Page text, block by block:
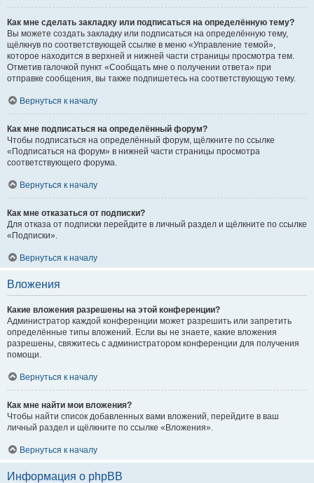
Как мне сделать закладку или подписаться на определённую тему?
Вы можете создать закладку или подписаться на определённую тему,
щёлкнув по соответствующей ссылке в меню «Управление темой»,
которое находится в верхней и нижней части страницы просмотра тем.
Отметив галочкой пункт «Сообщать мне о получении ответа» при
отправке сообщения, вы также подпишетесь на соответствующую тему.
Вернуться к началу
Как мне подписаться на определённый форум?
Чтобы подписаться на определённый форум, щёлкните по ссылке
«Подписаться на форум» в нижней части страницы просмотра
соответствующего форума.
Вернуться к началу
Как мне отказаться от подписки?
Для отказа от подписки перейдите в личный раздел и щёлкните по ссылке
«Подписки».
Вернуться к началу
Вложения
Какие вложения разрешены на этой конференции?
Администратор каждой конференции может разрешить или запретить
определённые типы вложений. Если вы не знаете, какие вложения
разрешены, свяжитесь с администратором конференции для получения
помощи.
Вернуться к началу
Как мне найти мои вложения?
Чтобы найти список добавленных вами вложений, перейдите в ваш
личный раздел и щёлкните по ссылке «Вложения».
Вернуться к началу
Информация о phpBB